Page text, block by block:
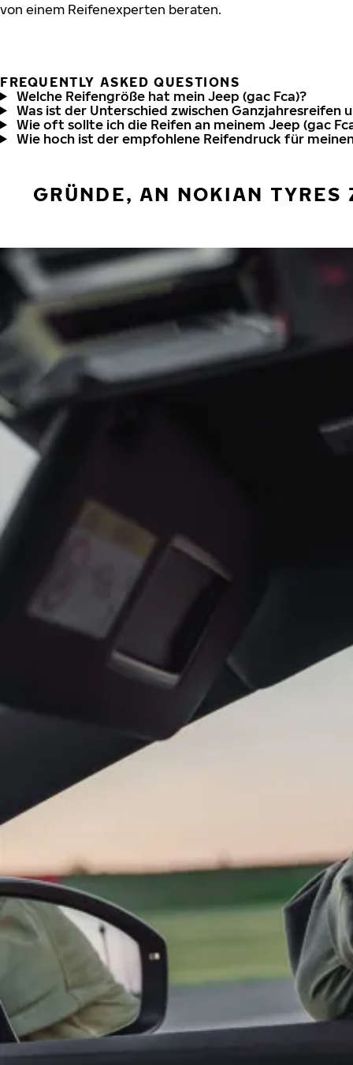
von einem Reifenexperten beraten.
FREQUENTLY ASKED QUESTIONS
Welche Reifengröße hat mein Jeep (gac Fca)?
Was ist der Unterschied zwischen Ganzjahresreifen
Wie oft sollte ich die Reifen an meinem Jeep (gac
Wie hoch ist der empfohlene Reifendruck für
GRÜNDE, AN NOKIAN TYRES